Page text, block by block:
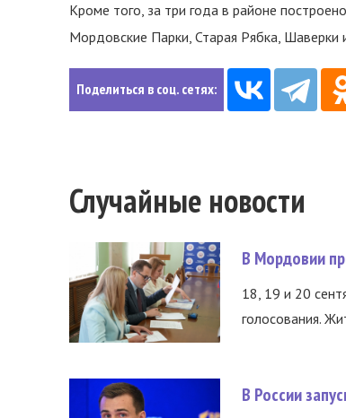
Кроме того, за три года в районе
Мордовские Парки, Старая Рябка, Шаверки
Поделиться в соц. сетях:
Случайные новости
В Мордовии
18, 19 и 20
голосования.
В России